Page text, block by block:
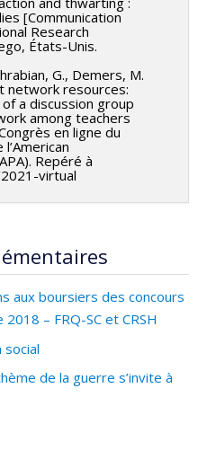
[Communication
Research
États-Unis.
G., Demers, M.
network resources:
a discussion group
among teachers
en ligne du
Repéré à
virtual
aux boursiers des concours
– FRQ-SC et CRSH
de la guerre s’invite à